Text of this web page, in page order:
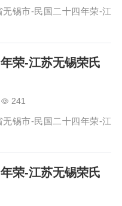
锡市-民国二十四年荣-江
荣-江苏无锡荣氏
241
锡市-民国二十四年荣-江
荣-江苏无锡荣氏